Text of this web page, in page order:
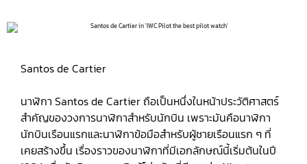
Santos de Cartier
นาฬิกา Santos de Cartier ถือเป็นหนึ่งในหน้าประวัติศาสตร์
สำคัญของวงการนาฬิกาสำหรับนักบิน เพราะมันคือนาฬิกา
นักบินเรือนแรกและนาฬิกาข้อมือสำหรับผู้ชายเรือนแรก ๆ ที่
เคยสร้างขึ้น เรื่องราวของนาฬิกาที่มีเอกลักษณ์นี้เริ่มต้นในปี